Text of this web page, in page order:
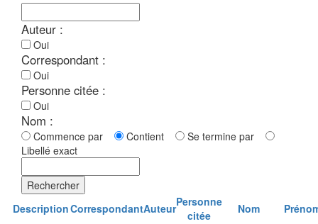
Auteur :
Oui
Correspondant :
Oui
Personne citée :
Oui
Nom :
Commence par Contient
Se termine par
Libellé exact
Rechercher
DescriptionCorrespondantAuteurPersonne
citée
Nom